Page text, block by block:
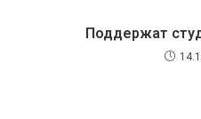
Поддержат